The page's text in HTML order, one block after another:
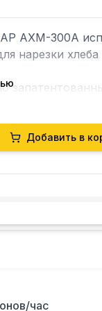
АХМ-300А
нарезки
уход и
Добавить в
час